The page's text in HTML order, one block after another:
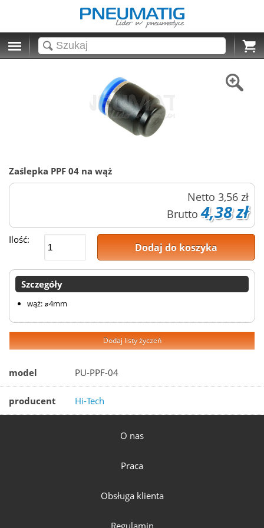
Cart
Zaślepka PPF 04 na wąż
Netto 3,56 zł
Brutto 4,38 zł
Ilość:
Dodaj do koszyka
Szczegóły
wąż: ⌀4mm
Dodaj listy życzeń
model PU-PPF-04
producent Hi-Tech
O nas
Praca
Obsługa klienta
Regulamin